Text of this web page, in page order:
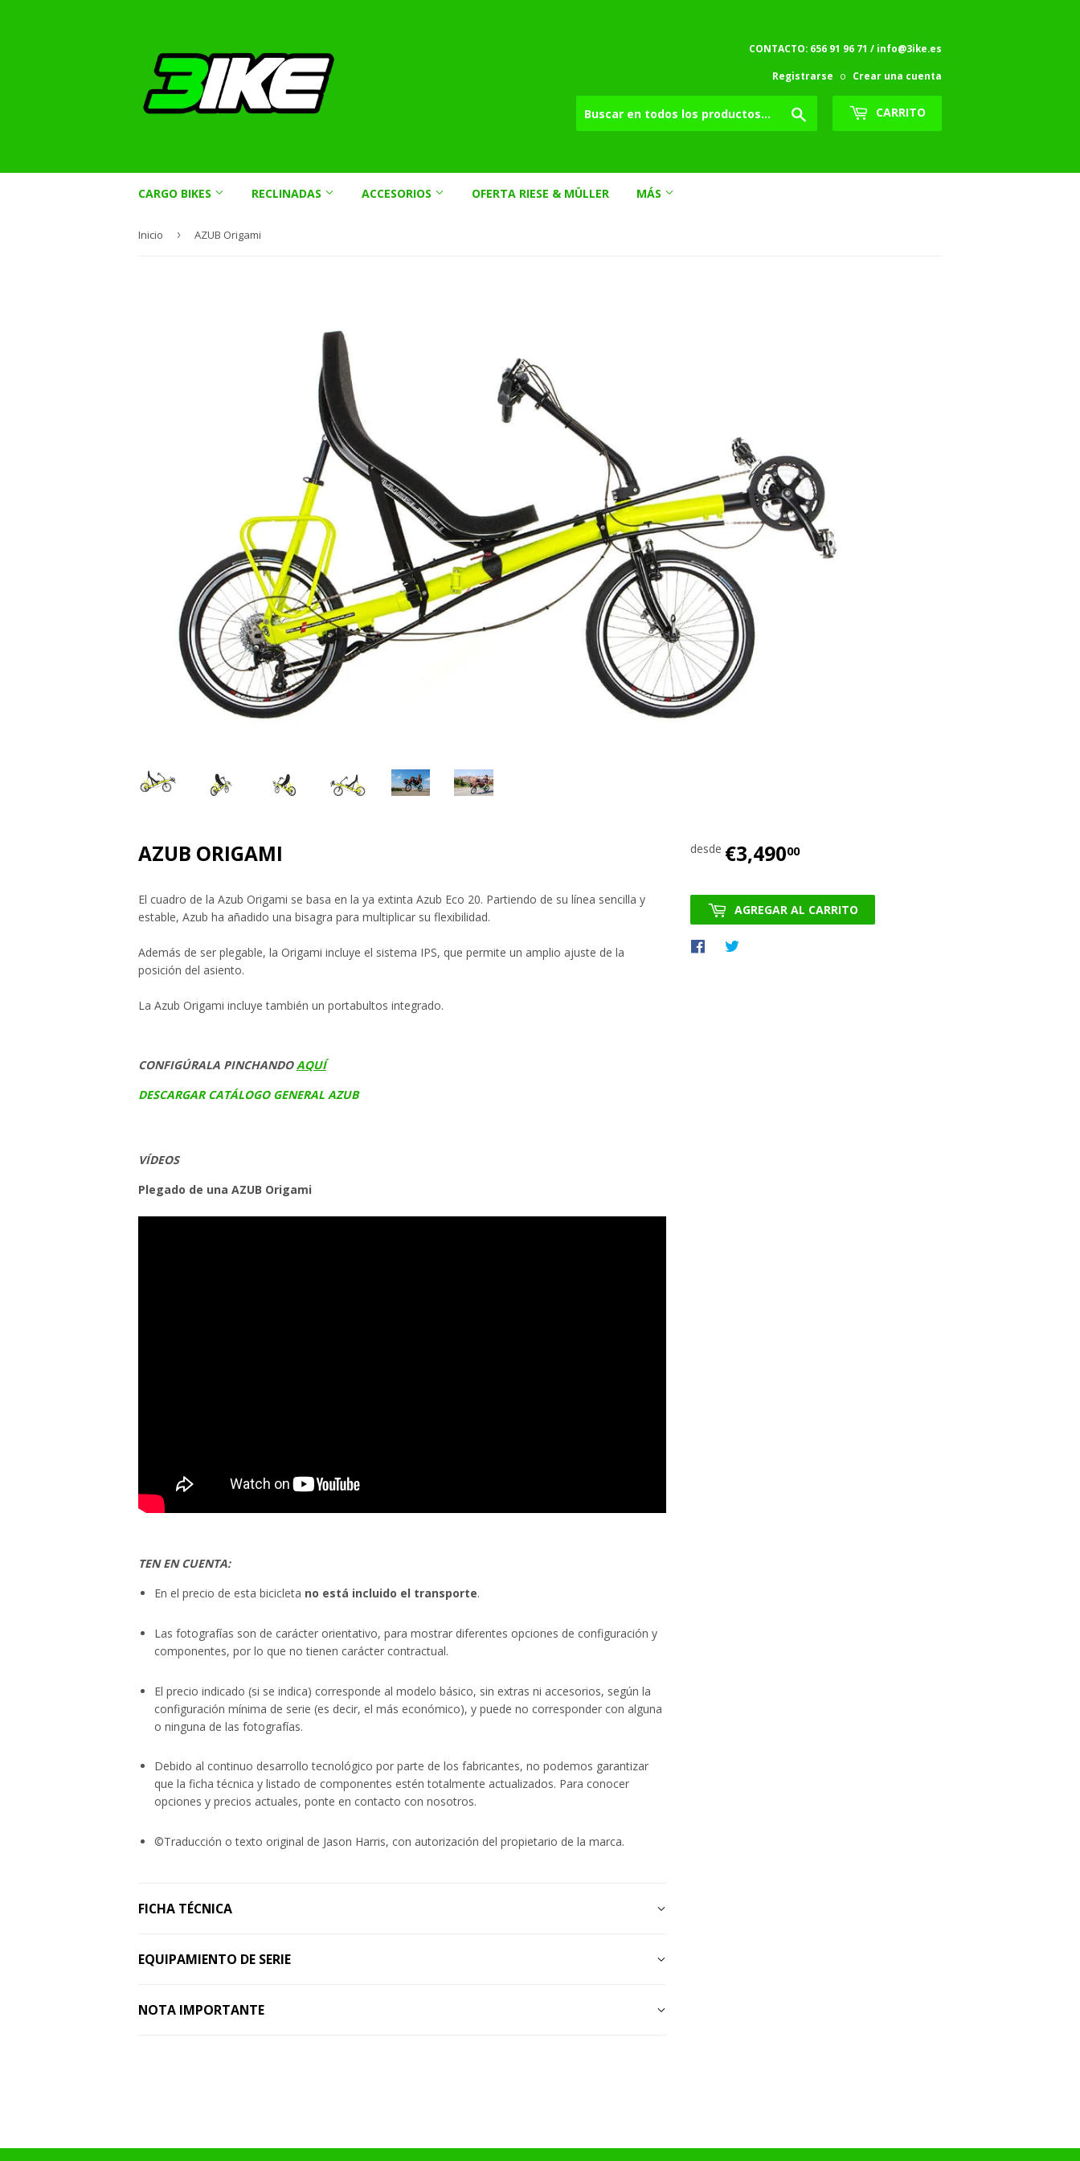
CONTACTO: 656 91 96 71 / info@3ike.es
Registrarse o Crear una cuenta
CARRITO
CARGO BIKES RECLINADAS ACCESORIOS OFERTA RIESE & MÜLLER MÁS
Inicio › AZUB Origami
AZUB ORIGAMI
El cuadro de la Azub Origami se basa en la ya extinta Azub Eco 20. Partiendo de su línea sencilla y
estable, Azub ha añadido una bisagra para multiplicar su flexibilidad.
Además de ser plegable, la Origami incluye el sistema IPS, que permite un amplio ajuste de la
posición del asiento.
La Azub Origami incluye también un portabultos integrado.
CONFIGÚRALA PINCHANDOAQUÍ
DESCARGAR CATÁLOGO GENERAL AZUB
VÍDEOS
Plegado de una AZUB Origami
TEN EN CUENTA:
En el precio de esta bicicleta no está incluido el transporte.
Las fotografías son de carácter orientativo, para mostrar diferentes opciones de configuración y
componentes, por lo que no tienen carácter contractual.
El precio indicado (si se indica) corresponde al modelo básico, sin extras ni accesorios, según la
configuración mínima de serie (es decir, el más económico), y puede no corresponder con alguna
o ninguna de las fotografías.
Debido al continuo desarrollo tecnológico por parte de los fabricantes, no podemos garantizar
que la ficha técnica y listado de componentes estén totalmente actualizados. Para conocer
opciones y precios actuales, ponte en contacto con nosotros.
©Traducción o texto original de Jason Harris, con autorización del propietario de la marca.
FICHA TÉCNICA
EQUIPAMIENTO DE SERIE
NOTA IMPORTANTE
desde €3,49000€3,490.00
AGREGAR AL CARRITO
Compartir